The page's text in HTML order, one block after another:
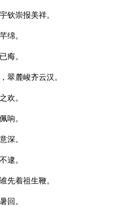
钦崇报美祥。
绵。
痗。
翠麓峻齐云汉。
欢。
响。
深。
逮。
先着祖生鞭。
回。